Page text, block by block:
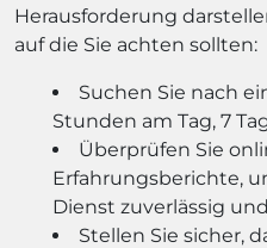
Herausforderung
auf die Sie achten sollten:
Suchen Sie nach
Stunden am Tag, 7
Überprüfen Sie
Erfahrungsberichte,
Dienst zuverlässig
Stellen Sie sicher,